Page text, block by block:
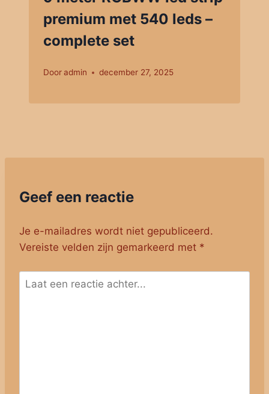
premium met 540 leds –
complete set
Dooradmin december 27, 2025
Geef een reactie
Je e-mailadres wordt niet gepubliceerd.
Vereiste velden zijn gemarkeerd met *